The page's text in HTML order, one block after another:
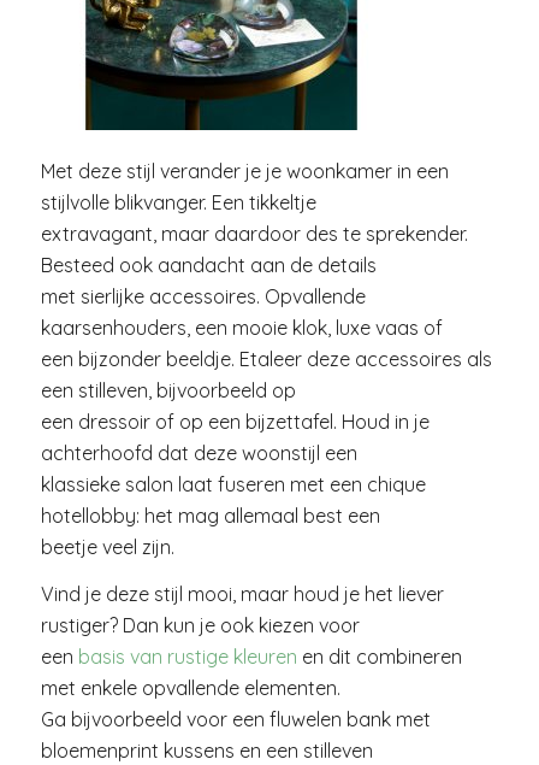
Met deze stijl verander je je woonkamer in een
stijlvolle blikvanger. Een tikkeltje
extravagant, maar daardoor des te sprekender.
Besteed ook aandacht aan de details
met sierlijke accessoires. Opvallende
kaarsenhouders, een mooie klok, luxe vaas of
een bijzonder beeldje. Etaleer deze accessoires als
een stilleven, bijvoorbeeld op
een dressoir of op een bijzettafel. Houd in je
achterhoofd dat deze woonstijl een
klassieke salon laat fuseren met een chique
hotellobby: het mag allemaal best een
beetje veel zijn.
Vind je deze stijl mooi, maar houd je het liever
rustiger? Dan kun je ook kiezen voor
een basis van rustige kleuren en dit combineren
met enkele opvallende elementen.
Ga bijvoorbeeld voor een fluwelen bank met
bloemenprint kussens en een stilleven